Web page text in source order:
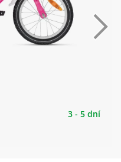
3 - 5 dní